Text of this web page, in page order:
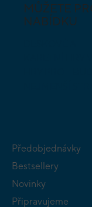
MŮŽETE
NABÍDKU
Předobjednávky
Bestsellery
Novinky
Připravujeme